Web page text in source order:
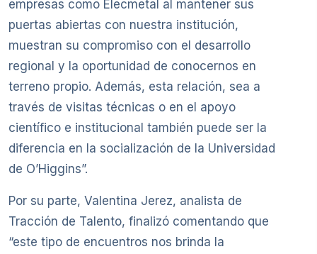
empresas como Elecmetal al mantener sus
puertas abiertas con nuestra institución,
muestran su compromiso con el desarrollo
regional y la oportunidad de conocernos en
terreno propio. Además, esta relación, sea a
través de visitas técnicas o en el apoyo
científico e institucional también puede ser la
diferencia en la socialización de la Universidad
de O’Higgins”.
Por su parte, Valentina Jerez, analista de
Tracción de Talento, finalizó comentando que
“este tipo de encuentros nos brinda la